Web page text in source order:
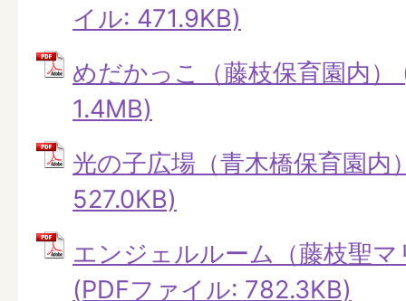
イル: 471.9KB)
めだかっこ（藤枝保育園内）
1.4MB)
光の子広場（青木橋保育園内
527.0KB)
エンジェルルーム（藤枝聖
(PDFファイル: 782.3KB)